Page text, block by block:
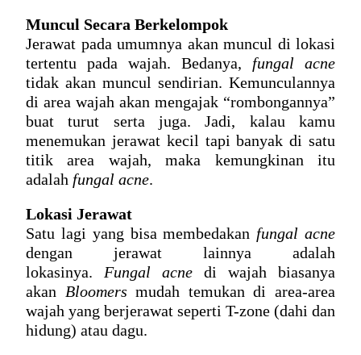
Muncul Secara Berkelompok
Jerawat pada umumnya akan muncul di lokasi
tertentu pada wajah. Bedanya, fungal acne
tidak akan muncul sendirian. Kemunculannya
di area wajah akan mengajak “rombongannya”
buat turut serta juga. Jadi, kalau kamu
menemukan jerawat kecil tapi banyak di satu
titik area wajah, maka kemungkinan itu
adalah fungal acne.
Lokasi Jerawat
Satu lagi yang bisa membedakan fungal acne
dengan jerawat lainnya adalah
lokasinya. Fungal acne di wajah biasanya
akan Bloomers mudah temukan di area-area
wajah yang berjerawat seperti T-zone (dahi dan
hidung) atau dagu.